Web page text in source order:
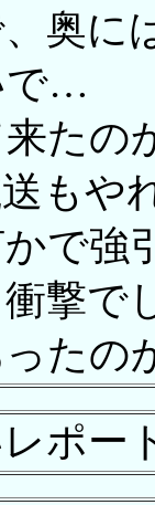
奥に
で…
たの
もや
で強
撃で
たの
ポー